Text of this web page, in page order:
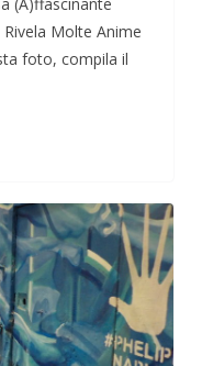
Molte Anime
foto, compila il